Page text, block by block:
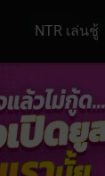
NTR เล่นชู้